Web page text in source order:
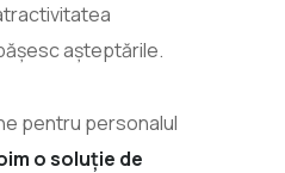
așteptările.
pentru personalul
o soluție de